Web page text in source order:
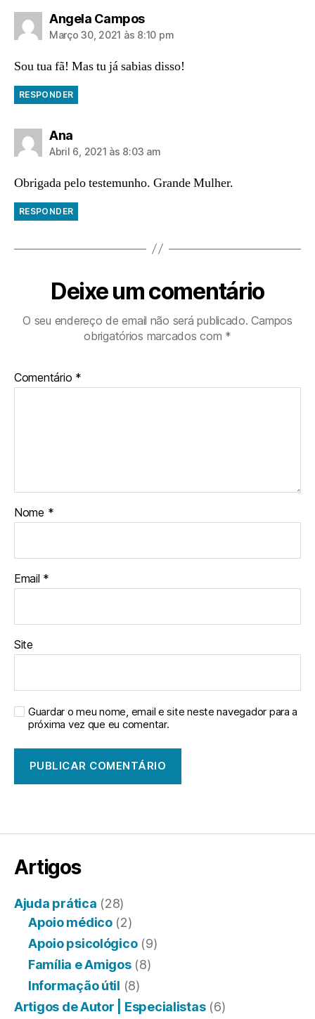
Angela Camposdiz:
Março 30, 2021 às 8:10 pm
Sou tua fã! Mas tu já sabias disso!
RESPONDER
Anadiz:
Abril 6, 2021 às 8:03 am
Obrigada pelo testemunho. Grande Mulher.
RESPONDER
Deixe um comentário
O seu endereço de email não será publicado. Campos
obrigatórios marcados com *
Comentário *
Nome *
Email *
Site
Guardar o meu nome, email e site neste navegador para a
próxima vez que eu comentar.
Artigos
Ajuda prática (28)
Apoio médico(2)
Apoio psicológico(9)
Família e Amigos(8)
Informação útil (8)
Artigos de Autor | Especialistas(6)